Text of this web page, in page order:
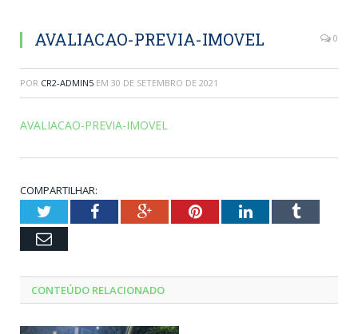
AVALIACAO-PREVIA-IMOVEL 0
POR CR2-ADMIN5 EM 30 DE SETEMBRO DE 2021
AVALIACAO-PREVIA-IMOVEL
COMPARTILHAR:
TwitterFacebookGoogle+PinterestLinkedInTumblr
Email
CONTEÚDO RELACIONADO